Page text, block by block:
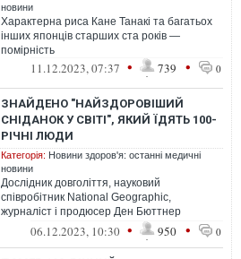
новини
Характерна риса Кане Танакі та багатьох
інших японців старших ста років —
помірність
11.12.2023, 07:37 • 739 • 0
ЗНАЙДЕНО "НАЙЗДОРОВІШИЙ
СНІДАНОК У СВІТІ", ЯКИЙ ЇДЯТЬ 100-
РІЧНІ ЛЮДИ
Категорія: Новини здоров'я: останні медичні
новини
Дослідник довголіття, науковий
співробітник National Geographic,
журналіст і продюсер Ден Бюттнер
поділився, з чого, на його думку,
складається найздо...
06.12.2023, 10:30 • 950 • 0